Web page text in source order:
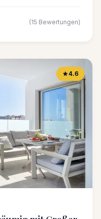
(15 Bewertungen)
4.6